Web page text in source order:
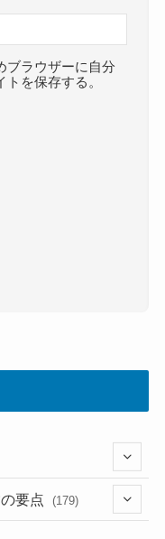
ブラウザーに自分
を保存する。
要点 (179)